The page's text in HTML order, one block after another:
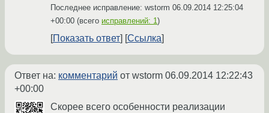
Последнее исправление: wstorm 06.09.2014 12:25:04
+00:00 (всего исправлений: 1)
Показать ответ Ссылка
Ответ на: комментарий от wstorm 06.09.2014 12:22:43
+00:00
Скорее всего особенности реализации